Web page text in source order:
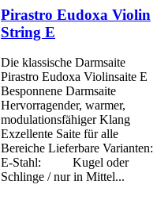
Pirastro Eudoxa Violin
String E
Die klassische Darmsaite
Pirastro Eudoxa Violinsaite E
Besponnene Darmsaite
Hervorragender, warmer,
modulationsfähiger Klang
Exzellente Saite für alle
Bereiche Lieferbare Varianten:
E-Stahl: Kugel oder
Schlinge / nur in Mittel...